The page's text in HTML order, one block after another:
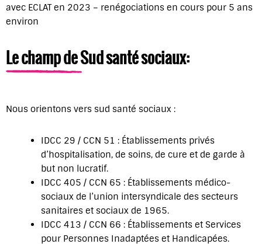
avec ECLAT en 2023 – renégociations en cours pour 5 ans
environ
Le champ de Sud santé sociaux:
Nous orientons vers sud santé sociaux :
IDCC 29 / CCN 51 : Établissements privés
d’hospitalisation, de soins, de cure et de garde à
but non lucratif.
IDCC 405 / CCN 65 : Établissements médico-
sociaux de l’union intersyndicale des secteurs
sanitaires et sociaux de 1965.
IDCC 413 / CCN 66 : Établissements et Services
pour Personnes Inadaptées et Handicapées.